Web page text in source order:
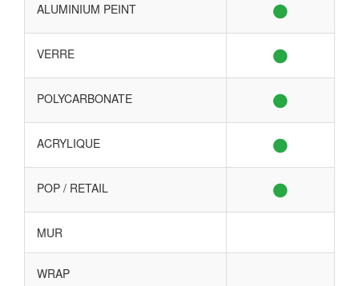
ALUMINIUM PEINT
VERRE
POLYCARBONATE
ACRYLIQUE
POP / RETAIL
MUR
WRAP